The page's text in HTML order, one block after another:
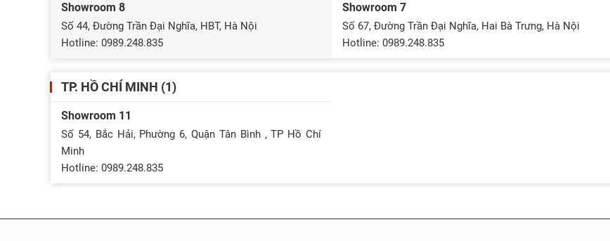
Showroom 8
Số 44, Đường Trần Đại Nghĩa, HBT, Hà Nội
Hotline: 0989.248.835
Showroom 7
Số 67, Đường Trần Đại Nghĩa, Hai Bà Trưng, Hà Nội
Hotline: 0989.248.835
TP. HỒ CHÍ MINH (1)
Showroom 11
Số 54, Bắc Hải, Phường 6, Quận Tân Bình , TP Hồ Chí
Minh
Hotline: 0989.248.835